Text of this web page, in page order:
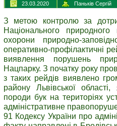
23.03.2020 Паньків Сергій
З метою контролю за
Національного
охорони природно-
оперативно-профілактичні
виявлення порушень
Нацпарку. З початку року
з таких рейдів виявлено
району Львівської
породи бук на територіях
адміністративне
91 Кодексу України про